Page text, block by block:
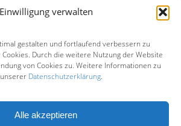
Einwilligung verwalten
gestalten und fortlaufend verbessern zu
Durch die weitere Nutzung der Website
von Cookies zu. Weitere Informationen zu
Datenschutzerklärung.
Alle akzeptieren
2015 -2026 | Eine
derLebenshilfe
Hamburg e. V.